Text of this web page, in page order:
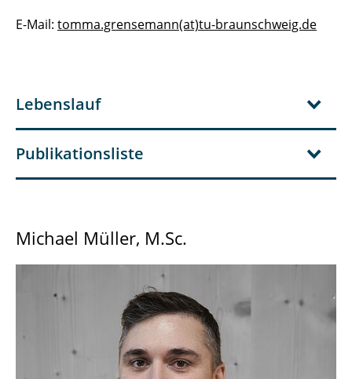
E-Mail: tomma.grensemann(at)tu-braunschweig.de
Lebenslauf
Publikationsliste
Michael Müller, M.Sc.